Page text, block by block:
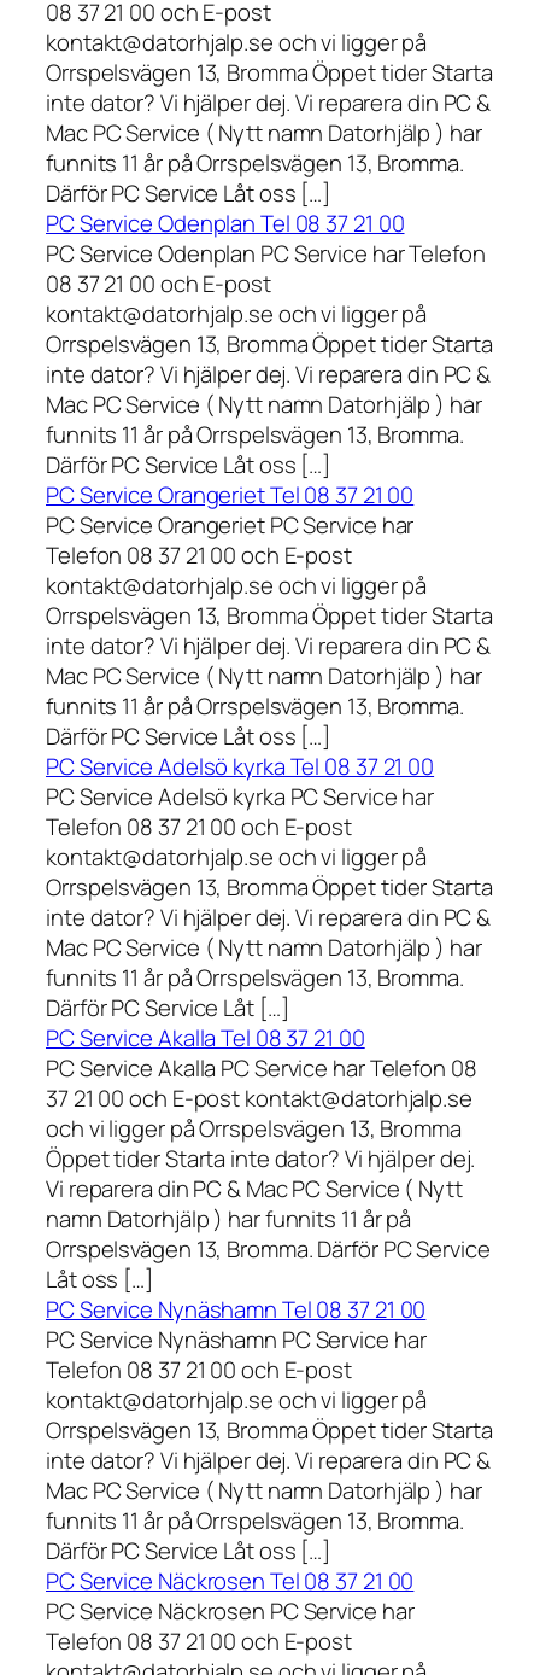
08 37 21 00 och E-post
kontakt@datorhjalp.se och vi ligger på
Orrspelsvägen 13, Bromma Öppet tider Starta
inte dator? Vi hjälper dej. Vi reparera din PC &
Mac PC Service ( Nytt namn Datorhjälp ) har
funnits 11 år på Orrspelsvägen 13, Bromma.
Därför PC Service Låt oss […]
PC Service Odenplan Tel 08 37 21 00
PC Service Odenplan PC Service har Telefon
08 37 21 00 och E-post
kontakt@datorhjalp.se och vi ligger på
Orrspelsvägen 13, Bromma Öppet tider Starta
inte dator? Vi hjälper dej. Vi reparera din PC &
Mac PC Service ( Nytt namn Datorhjälp ) har
funnits 11 år på Orrspelsvägen 13, Bromma.
Därför PC Service Låt oss […]
PC Service Orangeriet Tel 08 37 21 00
PC Service Orangeriet PC Service har
Telefon 08 37 21 00 och E-post
kontakt@datorhjalp.se och vi ligger på
Orrspelsvägen 13, Bromma Öppet tider Starta
inte dator? Vi hjälper dej. Vi reparera din PC &
Mac PC Service ( Nytt namn Datorhjälp ) har
funnits 11 år på Orrspelsvägen 13, Bromma.
Därför PC Service Låt oss […]
PC Service Adelsö kyrka Tel 08 37 21 00
PC Service Adelsö kyrka PC Service har
Telefon 08 37 21 00 och E-post
kontakt@datorhjalp.se och vi ligger på
Orrspelsvägen 13, Bromma Öppet tider Starta
inte dator? Vi hjälper dej. Vi reparera din PC &
Mac PC Service ( Nytt namn Datorhjälp ) har
funnits 11 år på Orrspelsvägen 13, Bromma.
Därför PC Service Låt […]
PC Service Akalla Tel 08 37 21 00
PC Service Akalla PC Service har Telefon 08
37 21 00 och E-post kontakt@datorhjalp.se
och vi ligger på Orrspelsvägen 13, Bromma
Öppet tider Starta inte dator? Vi hjälper dej.
Vi reparera din PC & Mac PC Service ( Nytt
namn Datorhjälp ) har funnits 11 år på
Orrspelsvägen 13, Bromma. Därför PC Service
Låt oss […]
PC Service Nynäshamn Tel 08 37 21 00
PC Service Nynäshamn PC Service har
Telefon 08 37 21 00 och E-post
kontakt@datorhjalp.se och vi ligger på
Orrspelsvägen 13, Bromma Öppet tider Starta
inte dator? Vi hjälper dej. Vi reparera din PC &
Mac PC Service ( Nytt namn Datorhjälp ) har
funnits 11 år på Orrspelsvägen 13, Bromma.
Därför PC Service Låt oss […]
PC Service Näckrosen Tel 08 37 21 00
PC Service Näckrosen PC Service har
Telefon 08 37 21 00 och E-post